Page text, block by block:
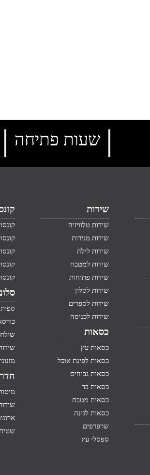
שעות פתיחה
שידות
שידות טלוויזיה
שידות מגירות
שידות לילה
שידות למטבח
שידות פתוחות
שידות לסלון
שידות לספרים
שידות לכניסה
כסאות
כסאות עץ
כסאות לפינת אוכל
כסאות גבוהים
כסאות בד
כסאות מטבח
כסאות לגינה
שרפרפים
ספסלי עץ
ספות